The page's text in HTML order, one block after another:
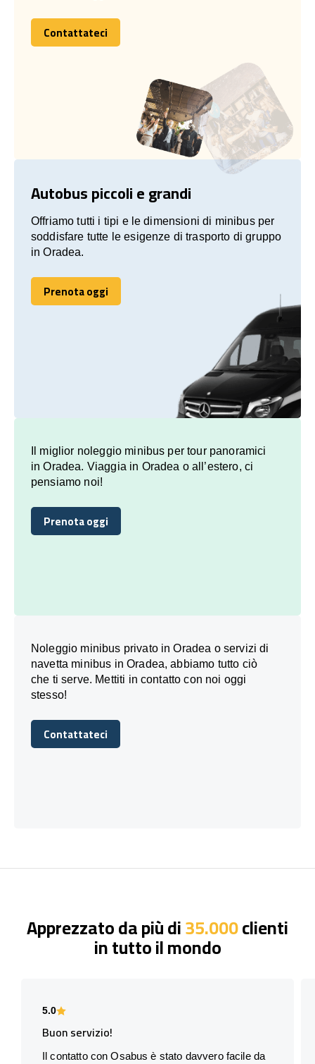
Contattateci
Contattateci
Autobus piccoli e grandi
Offriamo tutti i tipi e le dimensioni di minibus per
soddisfare tutte le esigenze di trasporto di gruppo
in Oradea.
Prenota oggi
Prenota oggi
Il miglior noleggio minibus per tour panoramici
in Oradea. Viaggia in Oradea o all’estero, ci
pensiamo noi!
Prenota oggi
Prenota oggi
Noleggio minibus privato in Oradea o servizi di
navetta minibus in Oradea, abbiamo tutto ciò
che ti serve. Mettiti in contatto con noi oggi
stesso!
Contattateci
Contattateci
Apprezzato da più di35.000clienti
in tutto il mondo
5.0
Buon servizio!
Il contatto con Osabus è stato davvero facile da